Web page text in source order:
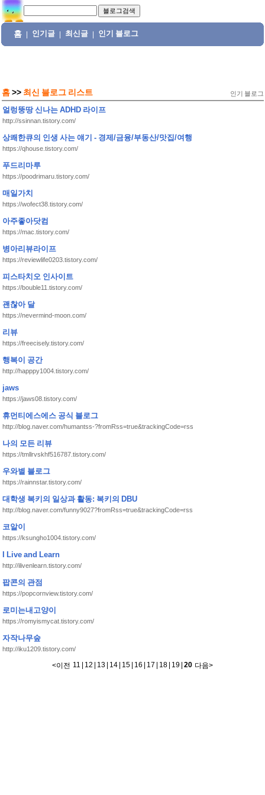
홈 인기글 최신글 인기 블로그
홈 >>최신 블로그 리스트 인기 블로그
얼렁뚱땅 신나는 ADHD 라이프
http://ssinnan.tistory.com/
상쾌한큐의 인생 사는 얘기 - 경제/금융/부동산/맛집/여행
https://qhouse.tistory.com/
푸드리마루
https://poodrimaru.tistory.com/
매일가치
https://wofect38.tistory.com/
아주좋아닷컴
https://mac.tistory.com/
병아리뷰라이프
https://reviewlife0203.tistory.com/
피스타치오 인사이트
https://bouble11.tistory.com/
괜찮아 달
https://nevermind-moon.com/
리뷰
https://freecisely.tistory.com/
행복이 공간
http://happpy1004.tistory.com/
jaws
https://jaws08.tistory.com/
휴먼티에스에스 공식 블로그
http://blog.naver.com/humantss-?fromRss=true&trackingCode=rss
나의 모든 리뷰
https://tmllrvskhf516787.tistory.com/
우와별 블로그
https://rainnstar.tistory.com/
대학생 복키의 일상과 활동: 복키의 DBU
http://blog.naver.com/funny9027?fromRss=true&trackingCode=rss
코알이
https://ksungho1004.tistory.com/
I Live and Learn
http://ilivenlearn.tistory.com/
팝콘의 관점
https://popcornview.tistory.com/
로미는내고양이
https://romyismycat.tistory.com/
자작나무숲
http://iku1209.tistory.com/
<이전 11 12 13 14 15 16 17 18 19 20 다음>